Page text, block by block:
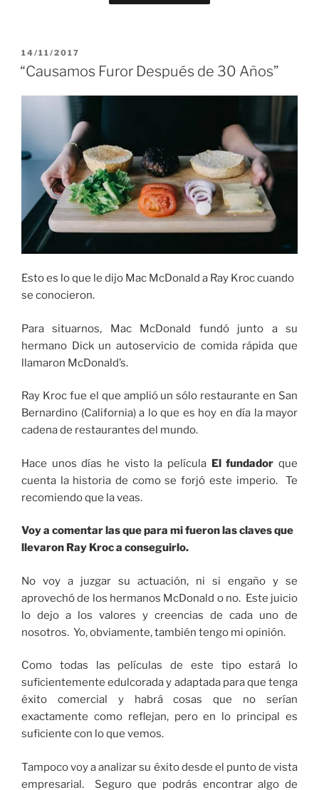
PUBLICADO
EL
14/11/2017
“Causamos Furor Después de 30 Años”
Esto es lo que le dijo Mac McDonald a Ray Kroc cuando
se conocieron.
Para situarnos, Mac McDonald fundó junto a su
hermano Dick un autoservicio de comida rápida que
llamaron McDonald’s.
Ray Kroc fue el que amplió un sólo restaurante en San
Bernardino (California) a lo que es hoy en día la mayor
cadena de restaurantes del mundo.
Hace unos días he visto la película El fundador que
cuenta la historia de como se forjó este imperio. Te
recomiendo que la veas.
Voy a comentar las que para mi fueron las claves que
llevaron Ray Kroc a conseguirlo.
No voy a juzgar su actuación, ni si engaño y se
aprovechó de los hermanos McDonald o no. Este juicio
lo dejo a los valores y creencias de cada uno de
nosotros. Yo, obviamente, también tengo mi opinión.
Como todas las películas de este tipo estará lo
suficientemente edulcorada y adaptada para que tenga
éxito comercial y habrá cosas que no serían
exactamente como reflejan, pero en lo principal es
suficiente con lo que vemos.
Tampoco voy a analizar su éxito desde el punto de vista
empresarial. Seguro que podrás encontrar algo de